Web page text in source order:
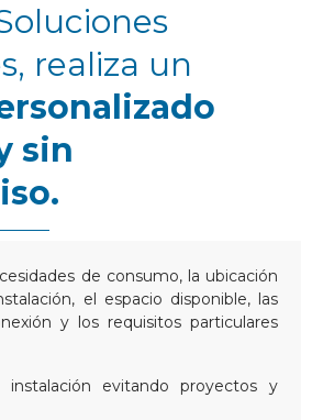
realiza un
sin
de consumo, la ubicación
el espacio disponible, las
y los requisitos particulares
instalación evitando proyectos y